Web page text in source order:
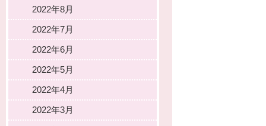
2022年8月
2022年7月
2022年6月
2022年5月
2022年4月
2022年3月